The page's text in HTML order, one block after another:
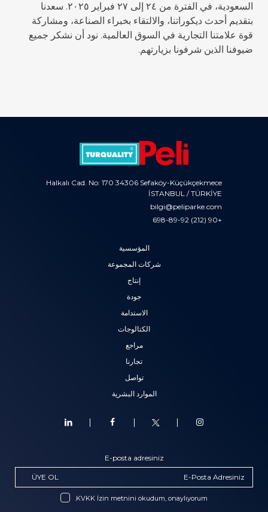
السعودية، في الفترة من ٢٤ إلى ٢٧ فبراير ٢٠٢٥. سعدنا
بتقديم أحدث ديكوراتنا، والالتقاء بخبراء الصناعة، ومشاركة
قوة علامتنا التجارية في السوق العالمية. نود أن نشكر جميع
ضيوفنا الذين شرفونا بزيارتهم.
Halkalı Cad. No: 170 34306 Sefaköy-Küçükçekmece
İSTANBUL / TÜRKİYE
bilgi@peliparke.com
+90 (212) 698-89-92
المؤسسية
شركات المجموعة
إنتاج
جودة
الاستدامة
الكتالوجات
مراجع
تجارنا
تواصل
الموارد البشرية
E-posta adresiniz
ÜYE OL
KVKK İzin metnini okudum, onaylıyorum.